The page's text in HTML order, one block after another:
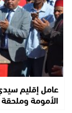
عامل إقليم
الأمومة